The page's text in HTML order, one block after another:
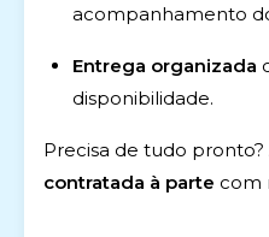
acompanhamento
Entrega organizada
disponibilidade.
Precisa de tudo pronto?
contratada à parte com